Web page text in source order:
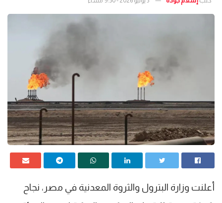
أعلنت وزارة البترول والثروة المعدنية في مصر، نجاح